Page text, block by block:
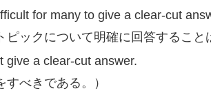
for many to give a clear-cut
ピックについて明確に回答すること
give a clear-cut answer.
すべきである。）